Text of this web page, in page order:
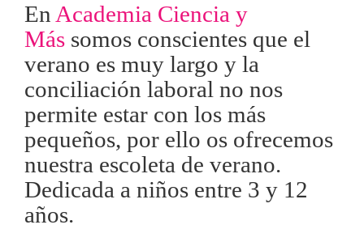
En Academia Ciencia y
Más somos conscientes que el
verano es muy largo y la
conciliación laboral no nos
permite estar con los más
pequeños, por ello os ofrecemos
nuestra escoleta de verano.
Dedicada a niños entre 3 y 12
años.